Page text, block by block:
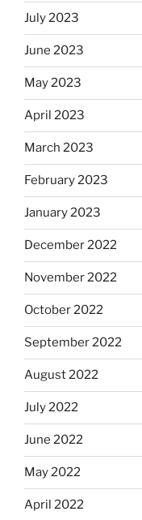
July 2023
June 2023
May 2023
April 2023
March 2023
February 2023
January 2023
December 2022
November 2022
October 2022
September 2022
August 2022
July 2022
June 2022
May 2022
April 2022